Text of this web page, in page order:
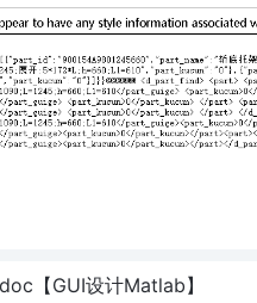
【GUI设计Matlab】